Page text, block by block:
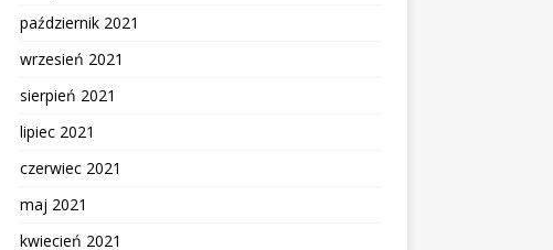
październik 2021
wrzesień 2021
sierpień 2021
lipiec 2021
czerwiec 2021
maj 2021
kwiecień 2021